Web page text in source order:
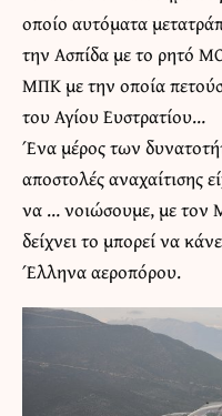
οποίο αυτόματα
την Ασπίδα με το ρητό
ΜΠΚ με την οποία
του Αγίου Ευστρατίου…
Ένα μέρος των
αποστολές αναχαίτισης
να … νοιώσουμε, με τον
δείχνει το μπορεί να
Έλληνα αεροπόρου.